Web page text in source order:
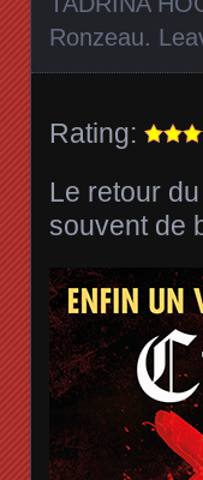
Ronzeau.
Rating:
Le retour
souvent de